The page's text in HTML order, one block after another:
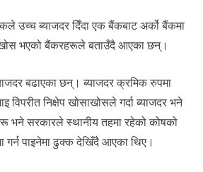
उच्च ब्याजदर दिँदा एक बैंकबाट अर्को बैंकमा
भएको बैंकरहरूले बताउँदै आएका छन्।
बढाएका छन्। ब्याजदर क्रमिक रुपमा
निक्षेप खोसाखोसले गर्दा ब्याजदर भने
सरकारले स्थानीय तहमा रहेको कोषको
गर्न पाइनेमा ढुक्क देखिँदै आएका थिए।